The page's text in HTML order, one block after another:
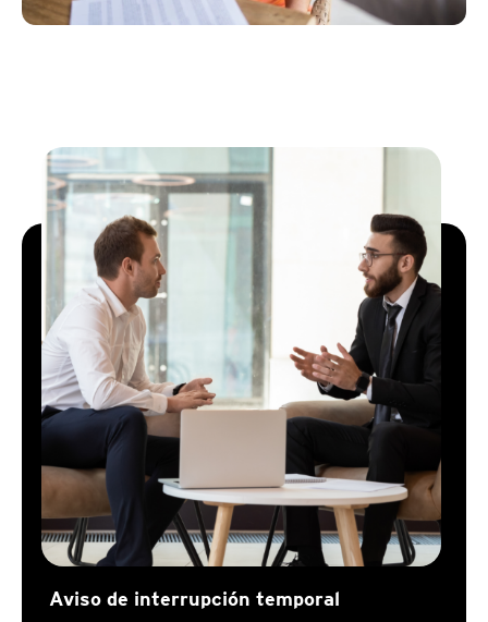
Aviso de interrupción temporal